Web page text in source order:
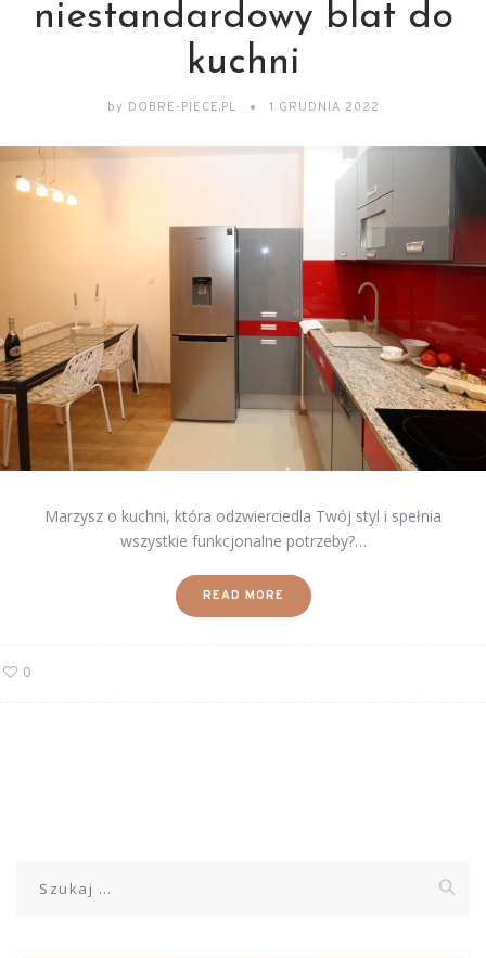
niestandardowy blat do
kuchni
by DOBRE-PIECE.PL 1 GRUDNIA 2022
Marzysz o kuchni, która odzwierciedla Twój styl i spełnia
wszystkie funkcjonalne potrzeby?…
READ MORE
0